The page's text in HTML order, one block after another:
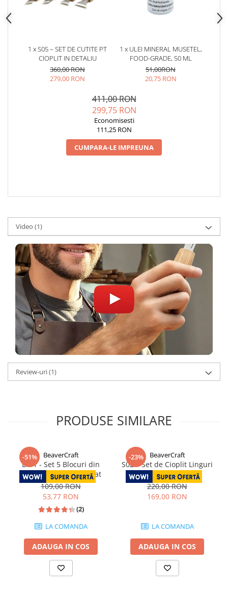
1 x S05 – SET DE CUTITE PT
CIOPLIT IN DETALIU
360,00 RON
279,00 RON
1 x ULEI MINERAL MUSETEL,
FOOD-GRADE, 50 ML
51,00RON
20,75 RON
411,00 RON
299,75 RON
Economisesti
111,25 RON
CUMPARA-LE IMPREUNA
Video (1)
Review-uri(1)
PRODUSE SIMILARE
-51% BeaverCraft
BW1 - Set 5 Blocuri din
Lemn de Tei pt Sculptat
109,00 RON
53,77 RON
(2)
LA COMANDA
ADAUGA IN COS
-23% BeaverCraft
S02 – Set de Cioplit Linguri
cu Cutit de Detaliu
220,00 RON
169,00 RON
LA COMANDA
ADAUGA IN COS